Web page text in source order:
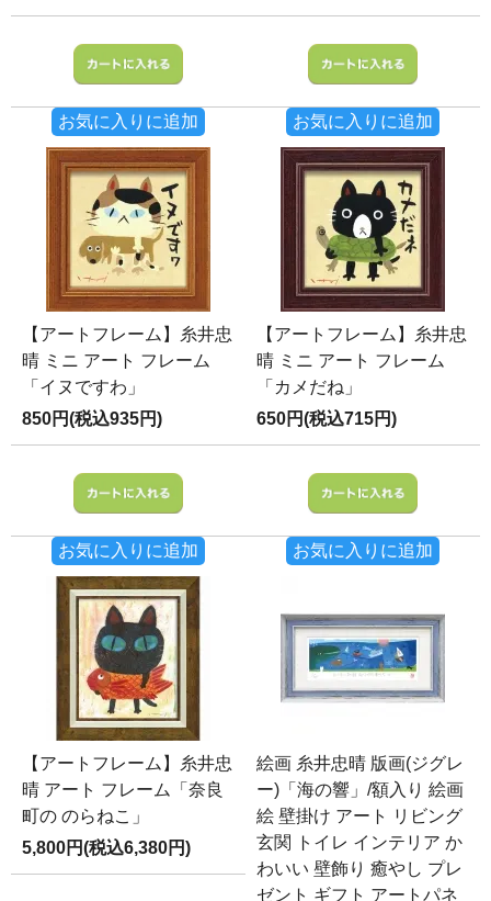
お気に入りに追加 お気に入りに追加
【アートフレーム】糸井忠
晴 ミニ アート フレーム
「イヌですわ」
850円(税込935円)
お気に入りに追加
【アートフレーム】糸井忠
晴 ミニ アート フレーム
「カメだね」
650円(税込715円)
お気に入りに追加
【アートフレーム】糸井忠
晴 アート フレーム「奈良
町の のらねこ」
5,800円(税込6,380円)
絵画 糸井忠晴 版画(ジグレ
ー)「海の響」/額入り 絵画
絵 壁掛け アート リビング
玄関 トイレ インテリア か
わいい 壁飾り 癒やし プレ
ゼント ギフト アートパネ